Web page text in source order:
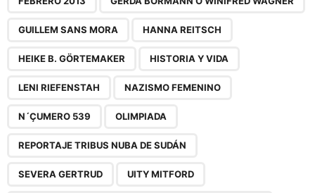
GUILLEM SANS MORA HANNA REITSCH
HEIKE B. GÖRTEMAKER HISTORIA Y VIDA
LENI RIEFENSTAH NAZISMO FEMENINO
N´ÇUMERO 539 OLIMPIADA
REPORTAJE TRIBUS NUBA DE SUDÁN
SEVERA GERTRUD UITY MITFORD